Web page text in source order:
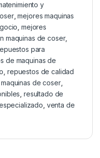
y
,mejores maquinas
mejores
maquinas de coser,
para
de maquinas de
repuestos de calidad
de coser,
resultado de
venta de